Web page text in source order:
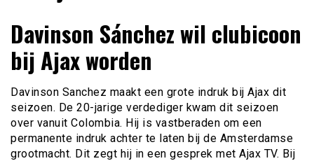
Davinson Sánchez wil clubicoon
bij Ajax worden
Davinson Sanchez maakt een grote indruk bij Ajax dit
seizoen. De 20-jarige verdediger kwam dit seizoen
over vanuit Colombia. Hij is vastberaden om een
permanente indruk achter te laten bij de Amsterdamse
grootmacht. Dit zegt hij in een gesprek met Ajax TV. Bij